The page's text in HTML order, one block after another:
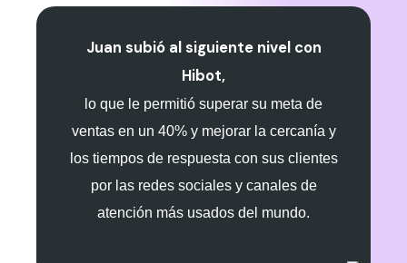
Juan subió al siguiente nivel con
Hibot,
lo que le permitió superar su meta de
ventas en un 40% y mejorar la cercanía y
los tiempos de respuesta con sus clientes
por las redes sociales y canales de
atención más usados del mundo.